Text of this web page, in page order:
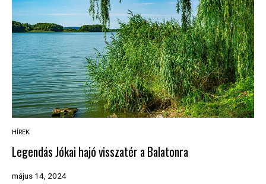
HÍREK
Legendás Jókai hajó visszatér a Balatonra
május 14, 2024